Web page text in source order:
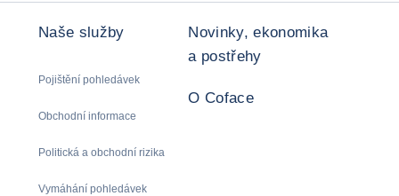
Naše služby
Pojištění pohledávek
Obchodní informace
Politická a obchodní rizika
Vymáhání pohledávek
Novinky, ekonomika
a postřehy
O Coface